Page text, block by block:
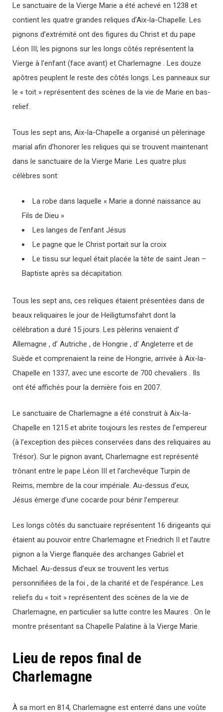
Le sanctuaire de la Vierge Marie a été achevé en 1238 et
contient les quatre grandes reliques d’Aix-la-Chapelle. Les
pignons d’extrémité ont des figures du Christ et du pape
Léon III; les pignons sur les longs côtés représentent la
Vierge à l’enfant (face avant) et Charlemagne . Les douze
apôtres peuplent le reste des côtés longs. Les panneaux sur
le « toit » représentent des scènes de la vie de Marie en bas-
relief.
Tous les sept ans, Aix-la-Chapelle a organisé un pèlerinage
marial afin d’honorer les reliques qui se trouvent maintenant
dans le sanctuaire de la Vierge Marie. Les quatre plus
célèbres sont:
La robe dans laquelle « Marie a donné naissance au
Fils de Dieu »
Les langes de l’enfant Jésus
Le pagne que le Christ portait sur la croix
Le tissu sur lequel était placée la tête de saint Jean –
Baptiste après sa décapitation.
Tous les sept ans, ces reliques étaient présentées dans de
beaux reliquaires le jour de Heiligtumsfahrt dont la
célébration a duré 15 jours. Les pèlerins venaient d’
Allemagne , d’ Autriche , de Hongrie , d’ Angleterre et de
Suède et comprenaient la reine de Hongrie, arrivée à Aix-la-
Chapelle en 1337, avec une escorte de 700 chevaliers . Ils
ont été affichés pour la dernière fois en 2007.
Le sanctuaire de Charlemagne a été construit à Aix-la-
Chapelle en 1215 et abrite toujours les restes de l’empereur
(à l’exception des pièces conservées dans des reliquaires au
Trésor). Sur le pignon avant, Charlemagne est représenté
trônant entre le pape Léon III et l’archevêque Turpin de
Reims, membre de la cour impériale. Au-dessus d’eux,
Jésus émerge d’une cocarde pour bénir l’empereur.
Les longs côtés du sanctuaire représentent 16 dirigeants qui
étaient au pouvoir entre Charlemagne et Friedrich II et l’autre
pignon a la Vierge flanquée des archanges Gabriel et
Michael. Au-dessus d’eux se trouvent les vertus
personnifiées de la foi , de la charité et de l’espérance. Les
reliefs du « toit » représentent des scènes de la vie de
Charlemagne, en particulier sa lutte contre les Maures . On le
montre présentant sa Chapelle Palatine à la Vierge Marie.
Lieu de repos final de
Charlemagne
À sa mort en 814, Charlemagne est enterré dans une voûte